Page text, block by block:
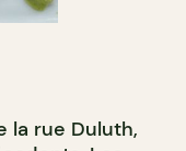
la rue Duluth,